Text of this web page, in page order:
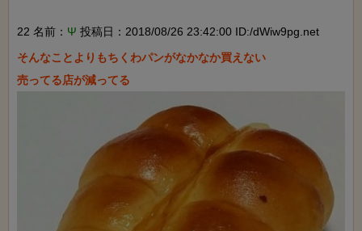
22 名前： Ψ 投稿日：2018/08/26 23:42:00 ID:/dWiw9pg.net
そんなことよりもちくわパンがなかなか買えない